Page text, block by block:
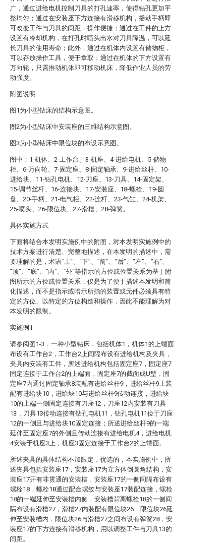
广，通过进给电机控制刀具的打孔速率，使得钻孔更加平
整均匀；通过在安装座下方连接有滑移机构，摇动手柄即
可改变工件与刀具的间距，操作便捷；通过在工件的上方
设置有冷却机构，在打孔时喷头出水对刀具降温，可以延
长刀具的使用寿命；此外，通过在机体内设置有储物柜，
可以存放操作工具，便于拿取；通过在机体的下方设置有
万向轮，只需推动机体即可移动机床，降低作业人员的劳
动强度。
附图说明
图1为小型钻床的结构示意图。
图2为小型钻床中安装座的三维结构示意图。
图3为小型钻床中限位块的布设示意图。
图中：1-机体、2-工作台、3-机座、4-进给电机、5-储物
柜、6-万向轮、7-固定座、8-固定轴承、9-进给丝杆、10-
进给块、11-钻孔电机、12-刀座、13-刀具、14-固定架、
15-调节丝杆、16-连接块、17-安装座、18-螺栓、19-圆
盘、20-手柄、21-电气柜、22-连杆、23-气缸、24-机架、
25-喷头、26-限位块、27-滑槽、28-弹簧。
具体实施方式
下面将结合本发明实施例中的附图，对本发明实施例中的
技术方案进行清楚、完整地描述，在本发明的描述中，需
要理解的是，术语“上”、“下”、“前”、“后”、“左”、“右”、
“顶”、“底”、“内”、“外”等指示的方位或位置关系为基于附
图所示的方位或位置关系，仅是为了便于描述本发明和简
化描述，而不是指示或暗示所指的装置或元件必须具有特
定的方位、以特定的方位构造和操作，因此不能理解为对
本发明的限制。
实施例1
请参阅图1-3，一种小型钻床，包括机体1，机体1的上端面
布设有工作台2，工作台2上间隔布设有进给机构及夹具，
夹具内安装有工件，所述进给机构包括固定座7，固定座7
固定连接于工作台2的上端面，固定座7的截面成U型，固
定座7内通过固定轴承8装配有进给丝杆9，进给丝杆9上装
配有进给块10，进给块10与进给丝杆9传动连接，进给块
10的上端一侧固定连接有刀座12，刀座12内安装有刀具
13，刀具13传动连接有钻孔电机11，钻孔电机11位于刀座
12的一侧且与进给块10固定连接；所述进给丝杆9的一端
延伸至固定座7的外侧且传动连接有进给电机4，进给电机
4安装于机座3上，机座3固定连接于工作台2的上端面。
所述夹具的具体结构不加限定，优选的，本实施例中，所
述夹具包括安装座17，安装座17为立方体倒圆角结构，安
装座17开有非贯通的安装槽，安装座17的一侧间隔布设有
螺栓18，螺栓18通过配合螺纹与安装座17装配连接，螺栓
18的一端延伸至安装槽内侧，安装槽背离螺栓18的一侧间
隔布设有滑槽27，滑槽27内装配有限位块26，限位块26延
伸至安装槽内，限位块26与滑槽27之间布设有弹簧28，安
装座17的下方连接有滑移机构，用以调整工件与刀具13的
间距。